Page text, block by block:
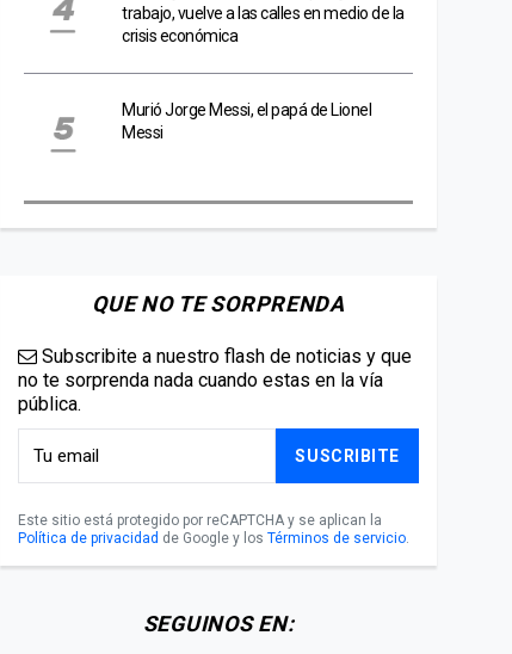
trabajo, vuelve a las calles en medio de la
crisis económica
Murió Jorge Messi, el papá de Lionel
Messi
QUE NO TE SORPRENDA
Subscribite a nuestro flash de noticias y que
no te sorprenda nada cuando estas en la vía
pública.
SUSCRIBITE
Este sitio está protegido por reCAPTCHA y se aplican la
Política de privacidad de Google y los Términos de servicio.
SEGUINOS EN: